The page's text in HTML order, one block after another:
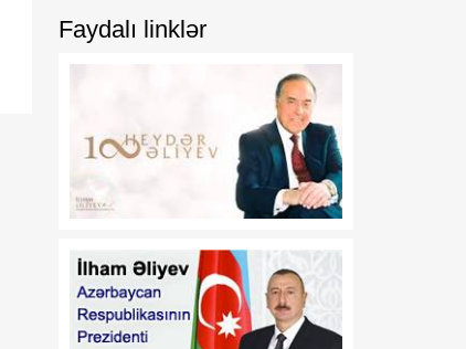
Alimlər: Qlobal istiləşmə
düyü məhsuldarlığını
07 Avqust
Azərbaycan Avrasiyada
logistika qovşaqlarından
birinə çevrilib
11:30
07 Avqust
UEFA Konfrans Liqası:
"Qarabağ" Polşada Kiyev
"Dinamo"suna məğlub
olub
11:25
07 Avqust
Faydalı linklər